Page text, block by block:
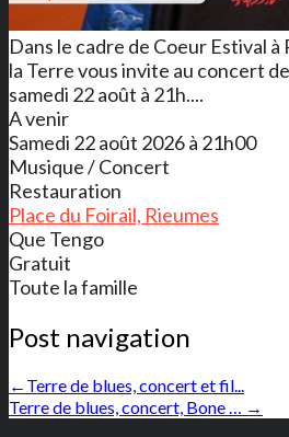
Dans le cadre de Coeur Estival à
la Terre vous invite au concert
samedi 22 août à 21h....
A venir
Samedi 22 août 2026 à 21h00
Musique / Concert
Restauration
Place du Foirail, Rieumes
Que Tengo
Gratuit
Toute la famille
Post navigation
← Terre de blues, concert et fil...
Terre de blues, concert, Bone … →